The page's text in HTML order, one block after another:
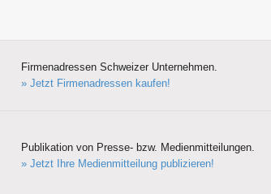
Firmenadressen Schweizer Unternehmen.
» Jetzt Firmenadressen kaufen!
Publikation von Presse- bzw. Medienmitteilungen.
» Jetzt Ihre Medienmitteilung publizieren!